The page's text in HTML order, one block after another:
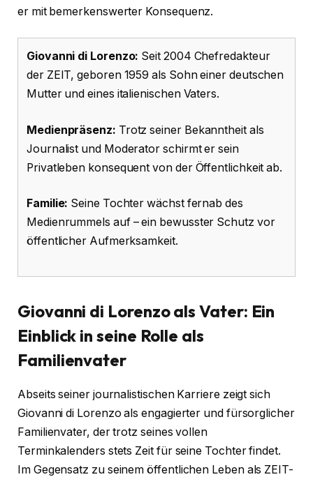
er mit bemerkenswerter Konsequenz.
Giovanni di Lorenzo: Seit 2004 Chefredakteur
der ZEIT, geboren 1959 als Sohn einer deutschen
Mutter und eines italienischen Vaters.
Medienpräsenz: Trotz seiner Bekanntheit als
Journalist und Moderator schirmt er sein
Privatleben konsequent von der Öffentlichkeit ab.
Familie: Seine Tochter wächst fernab des
Medienrummels auf – ein bewusster Schutz vor
öffentlicher Aufmerksamkeit.
Giovanni di Lorenzo als Vater: Ein
Einblick in seine Rolle als
Familienvater
Abseits seiner journalistischen Karriere zeigt sich
Giovanni di Lorenzo als engagierter und fürsorglicher
Familienvater, der trotz seines vollen
Terminkalenders stets Zeit für seine Tochter findet.
Im Gegensatz zu seinem öffentlichen Leben als ZEIT-